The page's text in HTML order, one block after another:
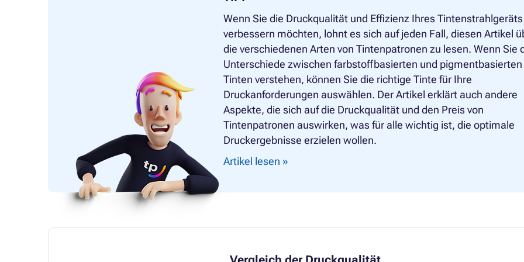
Wenn Sie die Druckqualität und Effizienz Ihres Tintenstrahlgeräts
verbessern möchten, lohnt es sich auf jeden Fall, diesen Artikel
die verschiedenen Arten von Tintenpatronen zu lesen. Wenn Sie
Unterschiede zwischen farbstoffbasierten und pigmentbasierten
Tinten verstehen, können Sie die richtige Tinte für Ihre
Druckanforderungen auswählen. Der Artikel erklärt auch andere
Aspekte, die sich auf die Druckqualität und den Preis von
Tintenpatronen auswirken, was für alle wichtig ist, die optimale
Druckergebnisse erzielen wollen.
Artikel lesen »